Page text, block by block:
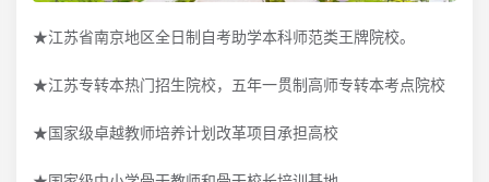
★江苏省南京地区全日制自考助学本科师范类王牌院校。
★江苏专转本热门招生院校，五年一贯制高师专转本考点院校
★国家级卓越教师培养计划改革项目承担高校